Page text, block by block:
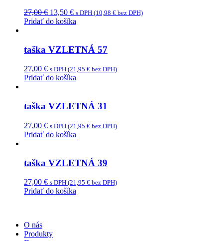
27,00€ Original
price
13,50 €Current
price
s DPH (10,98 € bez DPH)
Pridať do košíka
taška VZLETNÁ 57
27,00 € s DPH (21,95 € bez DPH)
Pridať do košíka
taška VZLETNÁ 31
27,00 € s DPH (21,95 € bez DPH)
Pridať do košíka
taška VZLETNÁ 39
27,00 € s DPH (21,95 € bez DPH)
Pridať do košíka
O nás
Produkty